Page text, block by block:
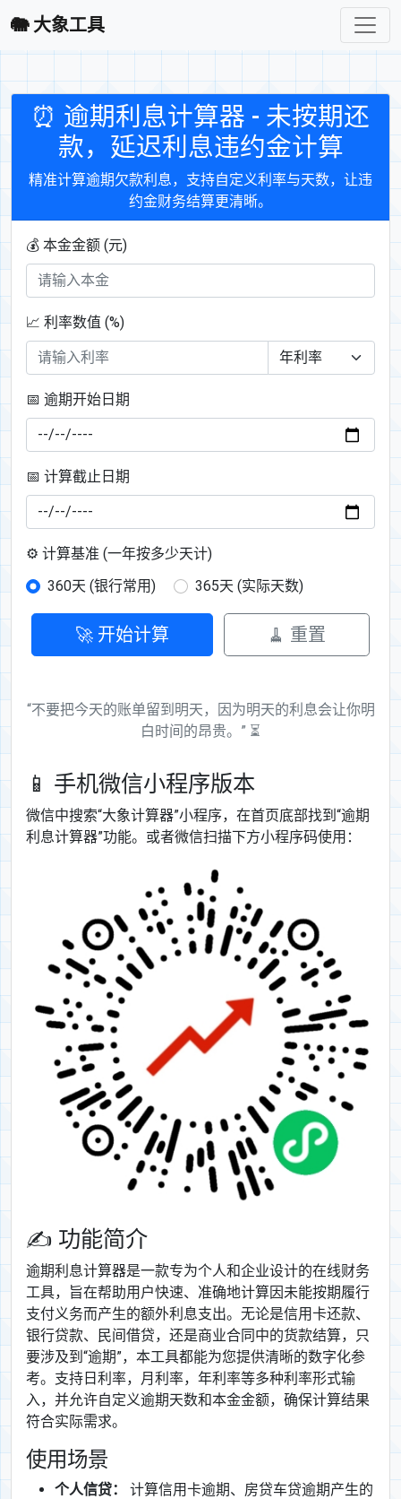
🐘 大象工具
⏰ 逾期利息计算器 - 未按期还
款，延迟利息违约金计算
精准计算逾期欠款利息，支持自定义利率与天数，让违
约金财务结算更清晰。
💰 本金金额 (元)
📈 利率数值 (%)
📅 逾期开始日期
📅 计算截止日期
⚙️ 计算基准 (一年按多少天计)
360天 (银行常用)
365天 (实际天数)
🚀 开始计算 🧹 重置
“不要把今天的账单留到明天，因为明天的利息会让你明
白时间的昂贵。” ⏳
📱 手机微信小程序版本
微信中搜索“大象计算器”小程序，在首页底部找到“逾期
利息计算器”功能。或者微信扫描下方小程序码使用：
✍ 功能简介
逾期利息计算器是一款专为个人和企业设计的在线财务
工具，旨在帮助用户快速、准确地计算因未能按期履行
支付义务而产生的额外利息支出。无论是信用卡还款、
银行贷款、民间借贷，还是商业合同中的货款结算，只
要涉及到“逾期”，本工具都能为您提供清晰的数字化参
考。支持日利率，月利率，年利率等多种利率形式输
入，并允许自定义逾期天数和本金金额，确保计算结果
符合实际需求。
使用场景
个人信贷：
计算信用卡逾期、房贷车贷逾期产生的